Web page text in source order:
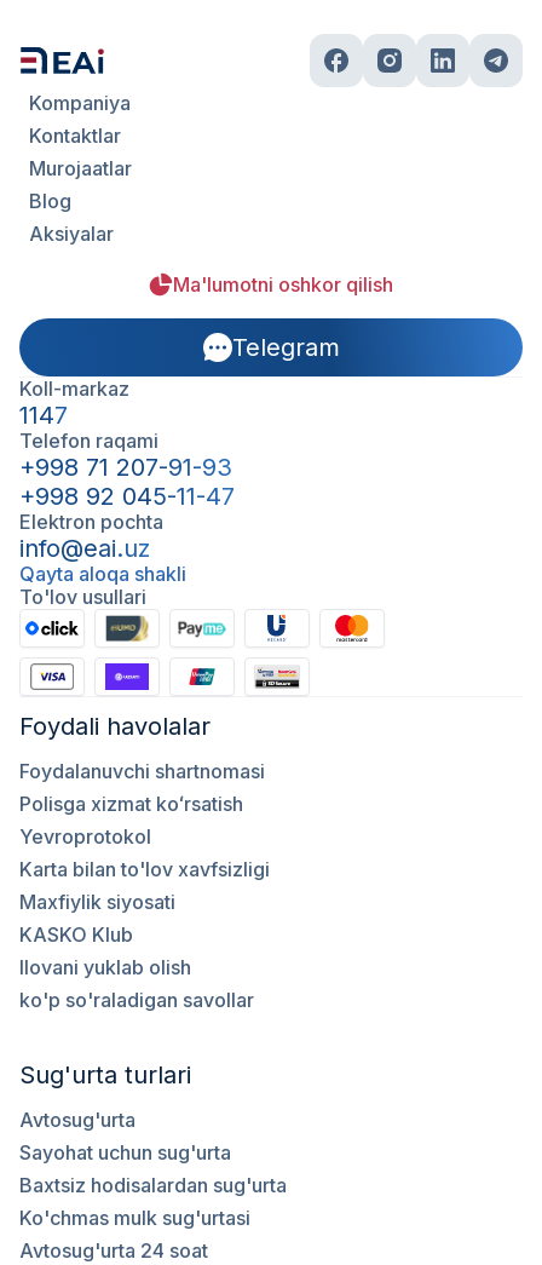
Kompaniya
Kontaktlar
Murojaatlar
Blog
Aksiyalar
Ma'lumotni oshkor qilish
Telegram
Koll-markaz
1147
Telefon raqami
+998 71 207-91-93
+998 92 045-11-47
Elektron pochta
info@eai.uz
Qayta aloqa shakli
To'lov usullari
Foydali havolalar
Foydalanuvchi shartnomasi
Polisga xizmat koʻrsatish
Yevroprotokol
Karta bilan to'lov xavfsizligi
Maxfiylik siyosati
KASKO Klub
Ilovani yuklab olish
ko'p so'raladigan savollar
Sug'urta turlari
Avtosug'urta
Sayohat uchun sug'urta
Baxtsiz hodisalardan sug'urta
Ko'chmas mulk sug'urtasi
Avtosug'urta 24 soat